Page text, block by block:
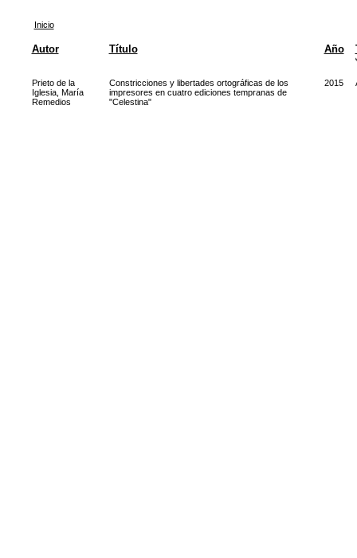
Inicio
Autor Título Año
Prieto de la
Iglesia, María
Remedios
Constricciones y libertades ortográficas de los
impresores en cuatro ediciones tempranas de
"Celestina"
2015